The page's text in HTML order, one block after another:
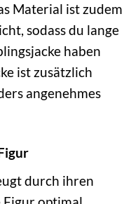
Material ist zudem
sodass du lange
haben
ist zusätzlich
angenehmes
durch ihren